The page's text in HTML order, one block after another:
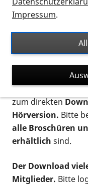
Auf dieser Seite
Ort. Nutzen Sie
nach Flyern und
suchen. Die
verschiedenen
postalischen
zum direkten
Hörversion. Bitte
alle Broschüren
erhältlich sind.
Der Download
Mitglieder. Bitte
Impressum.